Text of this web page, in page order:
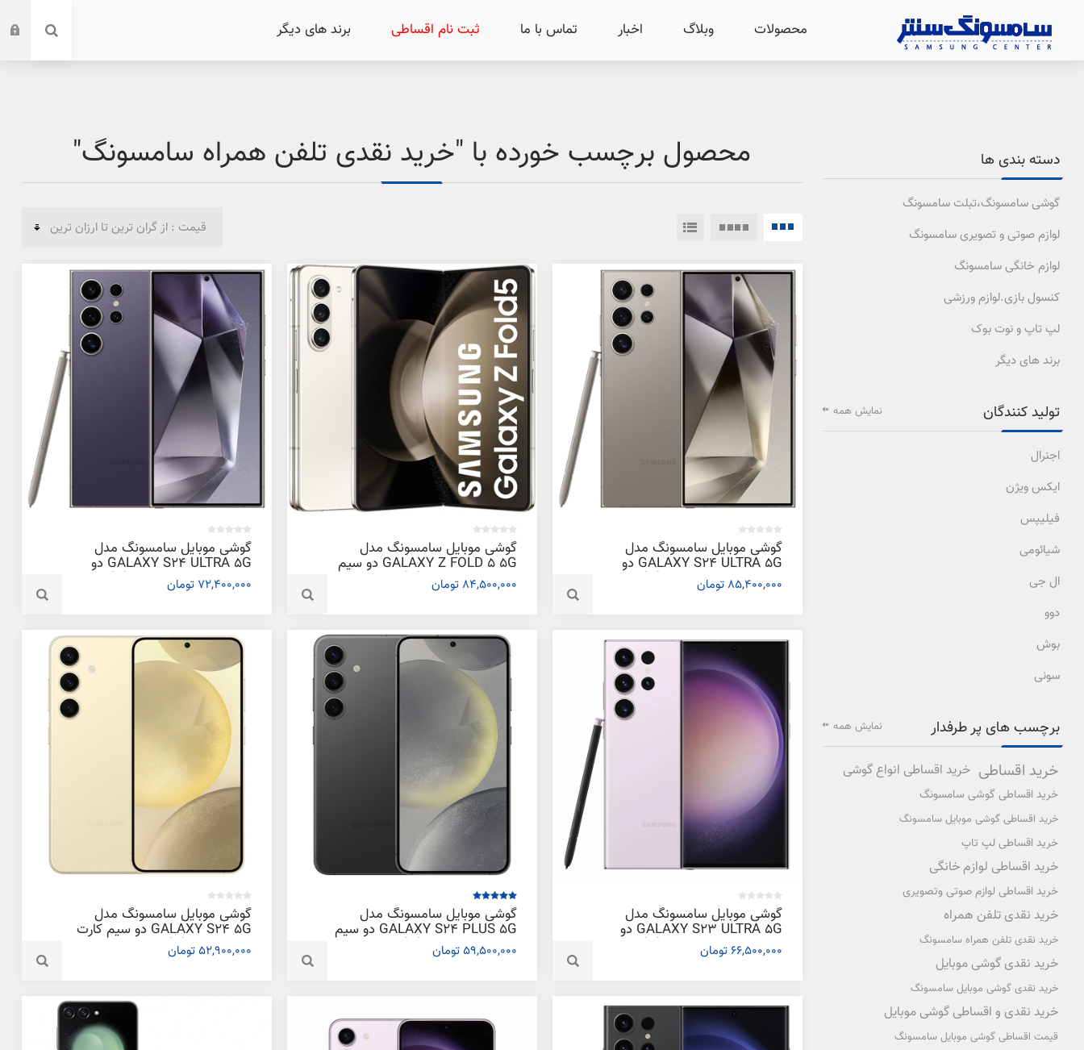
محصولات وبلاگ اخبار تماس با ما ثبت نام اقساطی برند های دیگر
محصول برچسب خورده با "خرید نقدی تلفن همراه سامسونگ"
گوشی موبایل سامسونگ مدل
GALAXY S24 ULTRA 5G دو
سیم کارت ظرفیت 512 گیگابایت و
رم 12 گیگابایت
85,400,000 تومان
گوشی موبایل سامسونگ مدل
GALAXY Z FOLD 5 5G دو سیم
کارت ظرفیت 256 گیگابایت و رم
12 گیگابایت
84,500,000 تومان
گوشی موبایل سامسونگ مدل
GALAXY S24 ULTRA 5G دو
سیم کارت ظرفیت 256 گیگابایت و
رم 12 گیگابایت
72,400,000 تومان
گوشی موبایل سامسونگ مدل
GALAXY S23 ULTRA 5G دو
سیم کارت ظرفیت 512 گیگابایت و
رم 12 گیگابایت
66,500,000 تومان
گوشی موبایل سامسونگ مدل
GALAXY S24 PLUS 5G دو سیم
کارت ظرفیت 256 گیگابایت و رم
12 گیگابایت
59,500,000 تومان
گوشی موبایل سامسونگ مدل
GALAXY S24 5G دو سیم کارت
گیگابایت
52,900,000 تومان
دسته بندی ها
گوشی سامسونگ،تبلت سامسونگ
لوازم صوتی و تصویری سامسونگ
لوازم خانگی سامسونگ
کنسول بازی.لوازم ورزشی
لپ تاپ و نوت بوک
برند های دیگر
تولید کنندگان
اجنرال
ایکس ویژن
فیلیپس
شیائومی
ال جی
دوو
بوش
سونی
نمایش همه
برچسب های پر طرفدار
خرید اقساطی خرید اقساطی انواع گوشی
خرید اقساطی گوشی سامسونگ
خرید اقساطی گوشی موبایل سامسونگ
خرید اقساطی لپ تاپ
خرید اقساطی لوازم خانگی
خرید اقساطی لوازم صوتی وتصویری
خرید نقدی تلفن همراه
خرید نقدی تلفن همراه سامسونگ
خرید نقدی گوشی موبایل
خرید نقدی گوشی موبایل سامسونگ
خرید نقدی و اقساطی گوشی موبایل
قیمت اقساطی گوشی موبایل سامسونگ
نمایش همه